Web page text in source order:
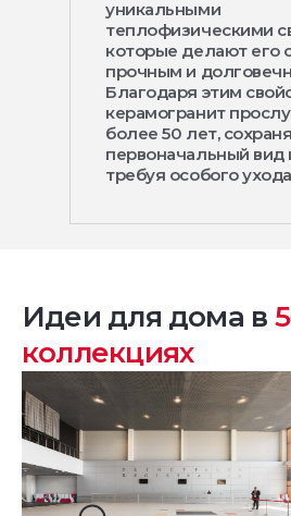
уникальными
теплофизическими
которые делают его
прочным и
Благодаря этим
керамогранит
более 50 лет,
первоначальный вид
требуя особого
Идеи для дома в
коллекциях